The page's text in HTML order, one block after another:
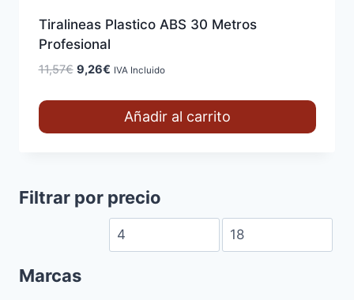
Tiralineas Plastico ABS 30 Metros
Profesional
11,57€ El
original
9,26€El
actual
es:
IVA Incluido
Añadir al carrito
Filtrar por precio
Marcas